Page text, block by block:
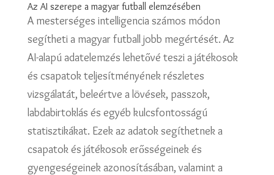
Az AI szerepe a magyar futball elemzésében
A mesterséges intelligencia számos módon
segítheti a magyar futball jobb megértését. Az
AI-alapú adatelemzés lehetővé teszi a játékosok
és csapatok teljesítményének részletes
vizsgálatát, beleértve a lövések, passzok,
labdabirtoklás és egyéb kulcsfontosságú
statisztikákat. Ezek az adatok segíthetnek a
csapatok és játékosok erősségeinek és
gyengeségeinek azonosításában, valamint a